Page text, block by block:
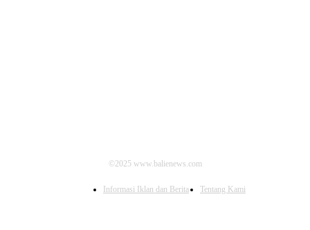
©2025 www.balienews.com
Informasi Iklan dan Berita Tentang Kami